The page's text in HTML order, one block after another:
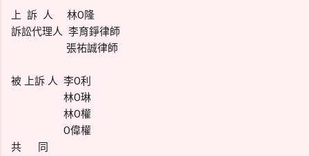
上 訴 人 林O隆
訴訟代理人 李育錚律師
張祐誠律師
被 上訴 人 李O利
林O琳
林O權
O偉權
共 同